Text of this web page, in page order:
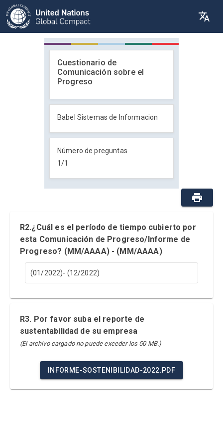
Cuestionario de
Comunicación sobre el
Progreso
Babel Sistemas de Informacion
Número de preguntas
1/1
R2.¿Cuál es el período de tiempo cubierto por
esta Comunicación de Progreso/Informe de
Progreso? (MM/AAAA) - (MM/AAAA)
(01/2022)- (12/2022)
R3. Por favor suba el reporte de
sustentabilidad de su empresa
(El archivo cargado no puede exceder los 50 MB.)
INFORME-SOSTENIBILIDAD-2022.PDF